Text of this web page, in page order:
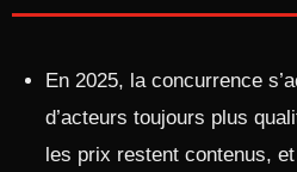
En 2025, la concurrence
d’acteurs toujours plus
les prix restent contenus,